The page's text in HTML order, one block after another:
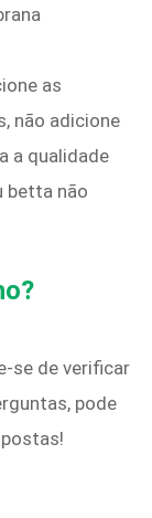
as
não adicione
a qualidade
betta não
se de verificar
pode